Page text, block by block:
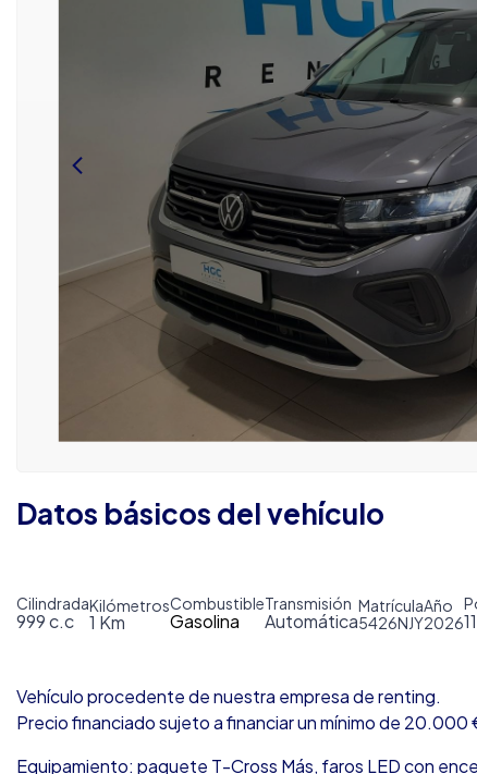
Datos básicos del vehículo
Cilindrada
999 c.c
Kilómetros
1 Km
Combustible
Gasolina
Transmisión
Automática
Matrícula
5426NJY
Año
2026
Vehículo procedente de nuestra empresa de renting.
Precio financiado sujeto a financiar un mínimo de 20.000
Equipamiento: paquete T-Cross Más, faros LED con